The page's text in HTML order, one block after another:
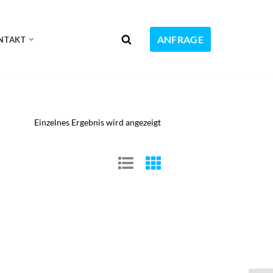
ANFRAGE
Einzelnes Ergebnis wird angezeigt